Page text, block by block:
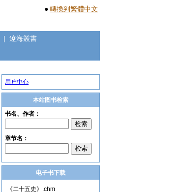
●轉換到繁體中文
| 遼海叢書
用户中心
本站图书检索
电子书下载
《二十五史》.chm